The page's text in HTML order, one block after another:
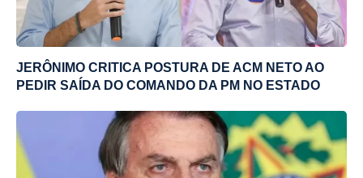
JERÔNIMO CRITICA POSTURA DE ACM NETO AO
PEDIR SAÍDA DO COMANDO DA PM NO ESTADO